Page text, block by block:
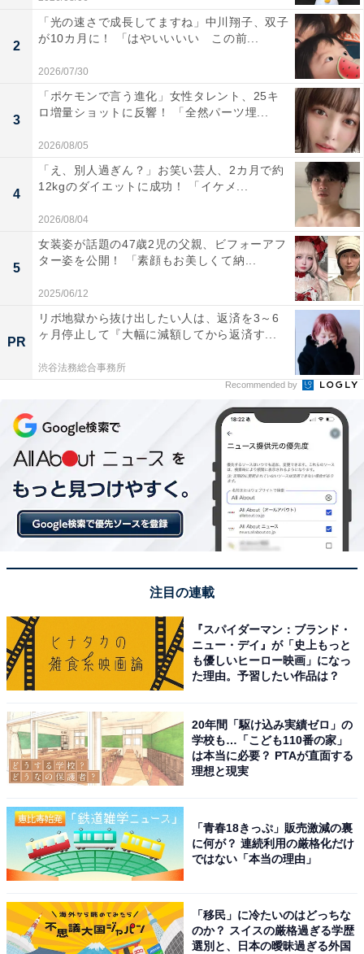
2
「光の速さで成長してますね」中川翔子、双子
が10カ月に！ 「はやいいいい この前...
2026/07/30
3
「ポケモンで言う進化」女性タレント、25キ
ロ増量ショットに反響！ 「全然パーツ埋...
2026/08/05
4
「え、別人過ぎん？」お笑い芸人、2カ月で約
12kgのダイエットに成功！ 「イケメ...
2026/08/04
5
女装姿が話題の47歳2児の父親、ビフォーアフ
ター姿を公開！ 「素顔もお美しくて納...
2025/06/12
PR
リボ地獄から抜け出したい人は、返済を3～6
ヶ月停止して『大幅に減額してから返済す...
渋谷法務総合事務所
Recommended by
注目の連載
『スパイダーマン：ブランド・
ニュー・デイ』が「史上もっと
も優しいヒーロー映画」になっ
た理由。予習したい作品は？
20年間「駆け込み実績ゼロ」の
学校も…「こども110番の家」
は本当に必要？ PTAが直面する
理想と現実
「青春18きっぷ」販売激減の裏
に何が？ 連続利用の厳格化だけ
ではない「本当の理由」
「移民」に冷たいのはどっちな
のか？ スイスの厳格過ぎる学歴
選別と、日本の曖昧過ぎる外国